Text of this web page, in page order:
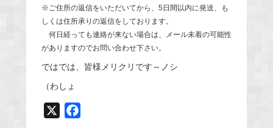
※ご住所の返信をいただいてから、5日間以内に発送、も
しくは住所承りの返信をしております。
何日経っても連絡が来ない場合は、メール未着の可能性
がありますのでお問い合わせ下さい。
ではでは、皆様メリクリです～ノシ
（わしょ